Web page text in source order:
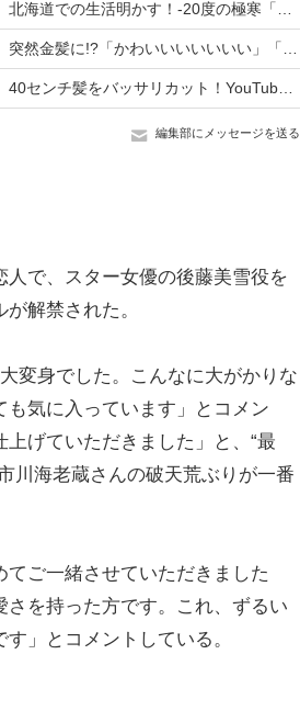
編集部にメッセージを送る
で、スター女優の後藤美雪役を
解禁された。
変身でした。こんなに大がかりな
気に入っています」とコメン
げていただきました」と、“最
川海老蔵さんの破天荒ぶりが一番
ご一緒させていただきました
を持った方です。これ、ずるい
」とコメントしている。